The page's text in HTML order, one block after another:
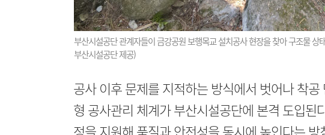
부산시설공단 관계자들이 금강공원 보행목교 설치공사 현장을 찾아 구조물
부산시설공단 제공)
공사 이후 문제를 지적하는 방식에서 벗어나 착
형 공사관리 체계가 부산시설공단에 본격 도입된